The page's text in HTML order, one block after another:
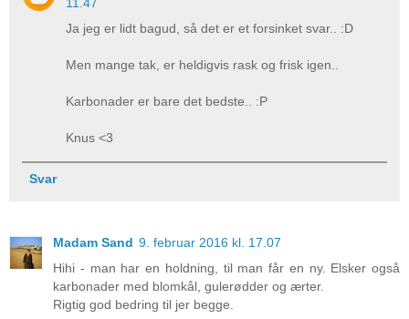
11.47
Ja jeg er lidt bagud, så det er et forsinket svar.. :D
Men mange tak, er heldigvis rask og frisk igen..
Karbonader er bare det bedste.. :P
Knus <3
Svar
Madam Sand 9. februar 2016 kl. 17.07
Hihi - man har en holdning, til man får en ny. Elsker også
karbonader med blomkål, gulerødder og ærter.
Rigtig god bedring til jer begge.